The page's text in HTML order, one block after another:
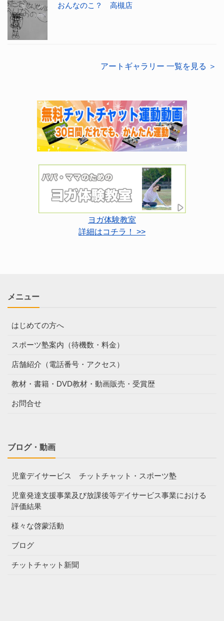
おんなのこ？ 高槻店
アートギャラリー 一覧を見る ＞
ヨガ体験教室
詳細はコチラ！ >>
メニュー
はじめての方へ
スポーツ塾案内（待機数・料金）
店舗紹介（電話番号・アクセス）
教材・書籍・DVD教材・動画販売・受賞歴
お問合せ
ブログ・動画
児童デイサービス チットチャット・スポーツ塾
児童発達支援事業及び放課後等デイサービス事業における
評価結果
様々な啓蒙活動
ブログ
チットチャット新聞